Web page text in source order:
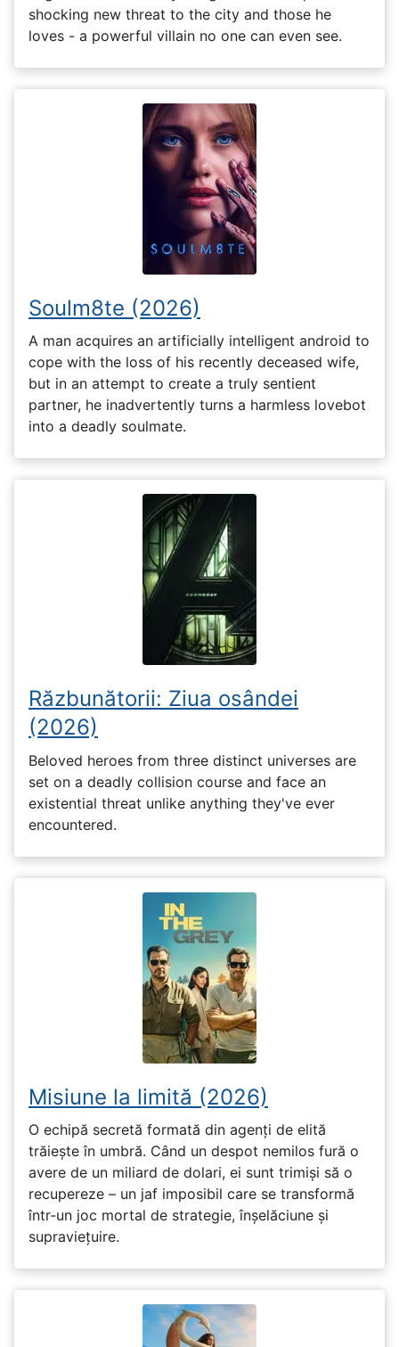
shocking new threat to the city and those he
loves - a powerful villain no one can even see.
Soulm8te (2026)
A man acquires an artificially intelligent android to
cope with the loss of his recently deceased wife,
but in an attempt to create a truly sentient
partner, he inadvertently turns a harmless lovebot
into a deadly soulmate.
Răzbunătorii: Ziua osândei
(2026)
Beloved heroes from three distinct universes are
set on a deadly collision course and face an
existential threat unlike anything they've ever
encountered.
Misiune la limită (2026)
O echipă secretă formată din agenți de elită
trăiește în umbră. Când un despot nemilos fură o
avere de un miliard de dolari, ei sunt trimiși să o
recupereze – un jaf imposibil care se transformă
într-un joc mortal de strategie, înșelăciune și
supraviețuire.